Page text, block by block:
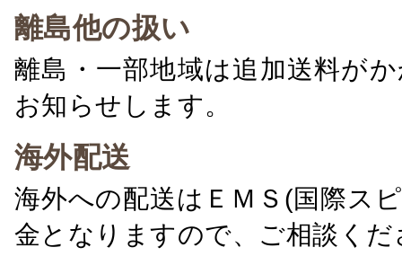
離島他の扱い
離島・一部地域は追加送料が
お知らせします。
海外配送
海外への配送はＥＭＳ(国際ス
金となりますので、ご相談くだ